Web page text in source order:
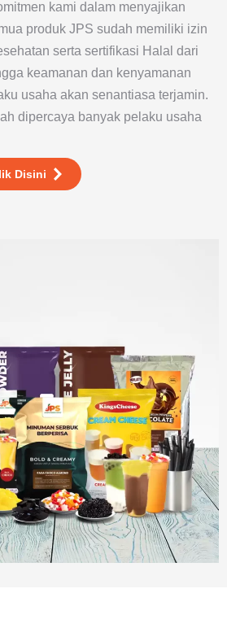
kami dalam menyajikan
produk JPS sudah memiliki izin
serta sertifikasi Halal dari
keamanan dan kenyamanan
usaha akan senantiasa terjamin.
dipercaya banyak pelaku usaha
Disini